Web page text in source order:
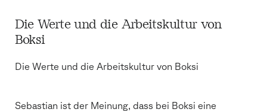
Die Werte und die Arbeitskultur von
Boksi
Die Werte und die Arbeitskultur von Boksi
Sebastian ist der Meinung, dass bei Boksi eine